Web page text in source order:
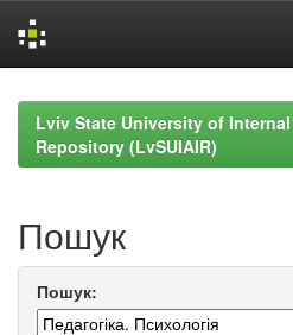
navigationLviv State University of
Repository (LvSUIAIR)
Пошук
Пошук: